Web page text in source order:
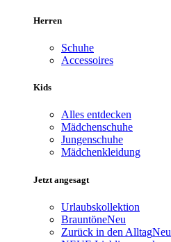
Herren
Schuhe
Accessoires
Kids
Alles entdecken
Mädchenschuhe
Jungenschuhe
Mädchenkleidung
Jetzt angesagt
Urlaubskollektion
BrauntöneNeu
Zurück in den AlltagNeu